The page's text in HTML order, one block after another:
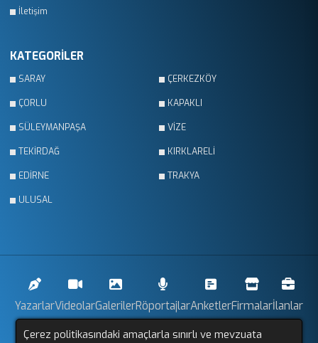
İletişim
KATEGORİLER
SARAY ÇERKEZKÖY
ÇORLU KAPAKLI
SÜLEYMANPAŞA VİZE
TEKİRDAĞ KIRKLARELİ
EDİRNE TRAKYA
ULUSAL
YazarlarVideolarGalerilerRöportajlarAnketlerFirmalarİlanlar
Çerez politikasındaki amaçlarla sınırlı ve mevzuata